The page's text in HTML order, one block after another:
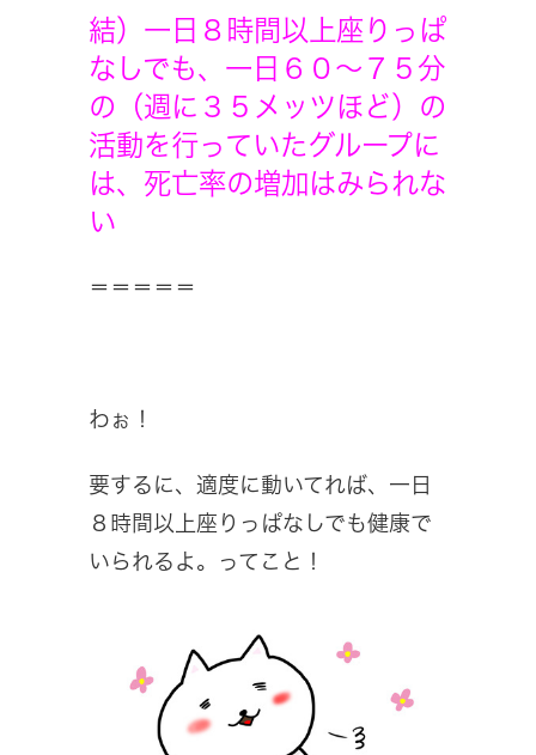
結）一日８時間以上座りっぱ
なしでも、一日６０～７５分
の（週に３５メッツほど）の
活動を行っていたグループに
は、死亡率の増加はみられな
い
＝＝＝＝＝
わぉ！
要するに、適度に動いてれば、一日
８時間以上座りっぱなしでも健康で
いられるよ。ってこと！